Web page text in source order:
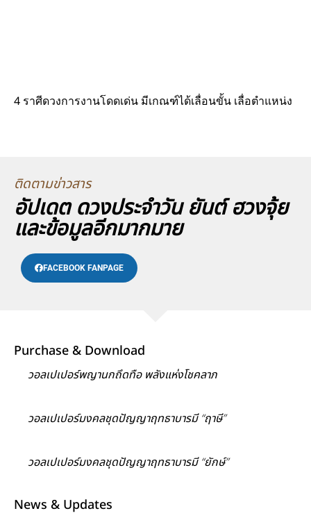
4 ราศีดวงการงานโดดเด่น มีเกณฑ์ได้เลื่อนขั้น เลื่อตำแหน่ง
ติดตามข่าวสาร
อัปเดต ดวงประจำวัน ยันต์ ฮวงจุ้ย
และข้อมูลอีกมากมาย
FACEBOOK FANPAGE
Purchase & Download
วอลเปเปอร์พญานกถึดทือ พลังแห่งโชคลาภ
วอลเปเปอร์มงคลชุดปัญญาฤทธาบารมี “ฤาษี”
วอลเปเปอร์มงคลชุดปัญญาฤทธาบารมี “ยักษ์”
News & Updates